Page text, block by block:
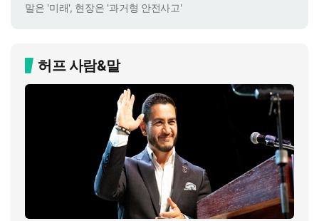
말은 '미래', 현장은 '과거형 안전사고'
허프 사람&말